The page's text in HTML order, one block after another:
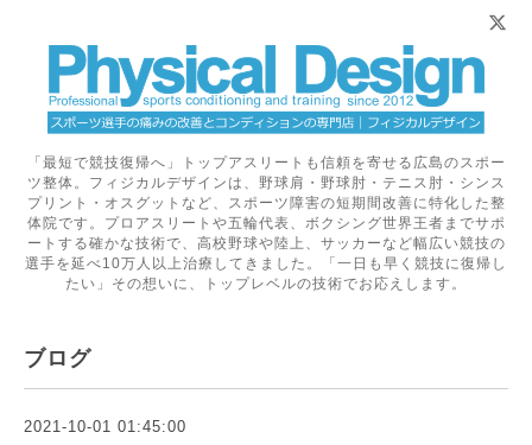
「最短で競技復帰へ」トップアスリートも信頼を寄せる広島のスポー
ツ整体。フィジカルデザインは、野球肩・野球肘・テニス肘・シンス
プリント・オスグットなど、スポーツ障害の短期間改善に特化した整
体院です。プロアスリートや五輪代表、ボクシング世界王者までサポ
ートする確かな技術で、高校野球や陸上、サッカーなど幅広い競技の
選手を延べ10万人以上治療してきました。「一日も早く競技に復帰し
たい」その想いに、トップレベルの技術でお応えします。
ブログ
2021-10-01 01:45:00